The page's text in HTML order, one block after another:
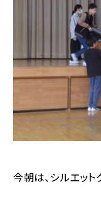
今朝は、シルエット